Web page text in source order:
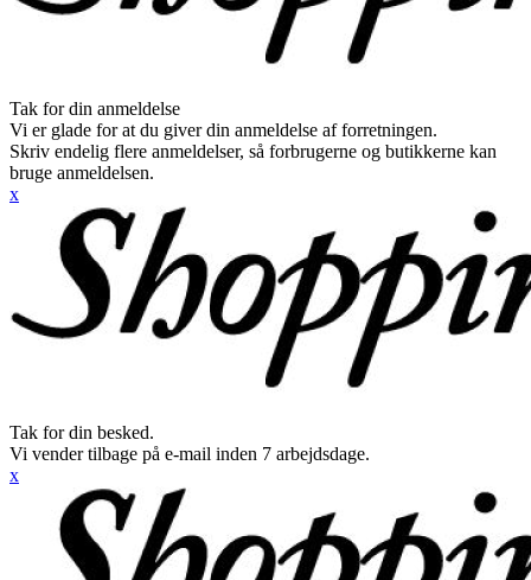
Tak for din anmeldelse
Vi er glade for at du giver din anmeldelse af forretningen.
Skriv endelig flere anmeldelser, så forbrugerne og butikkerne kan
bruge anmeldelsen.
x
Tak for din besked.
Vi vender tilbage på e-mail inden 7 arbejdsdage.
x